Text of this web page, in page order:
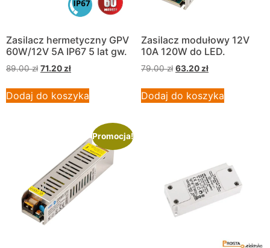
Zasilacz hermetyczny GPV
60W/12V 5A IP67 5 lat gw.
89.00zł 71.20zł
Dodaj do koszyka
Zasilacz modułowy 12V
10A 120W do LED.
79.00zł 63.20zł
Dodaj do koszyka
Promocja!